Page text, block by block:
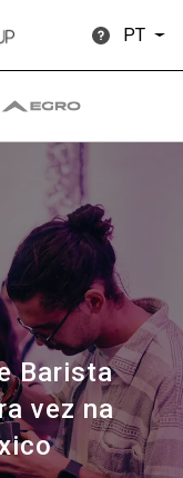
PT
Barista
vez na
Descarregar